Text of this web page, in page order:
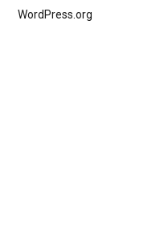
WordPress.org